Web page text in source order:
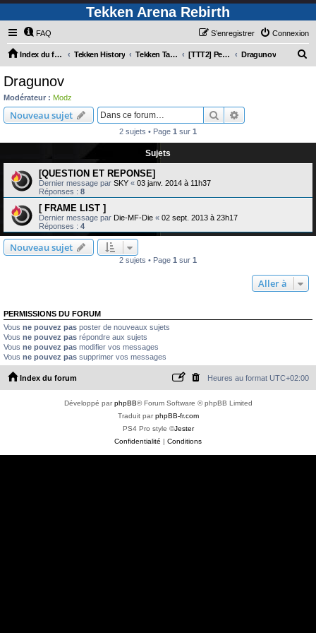
Tekken Arena Rebirth
FAQ Connexion
S’enregistrer
Index du forum Tekken History Tekken Tag Tournament 2 [TTT2] Personnages Dragunov
Dragunov
Modérateur : Modz
Nouveau sujet Rechercher
2 sujets • Page 1 sur 1
Sujets
[QUESTION ET REPONSE]
Dernier message par SKY « 03 janv. 2014 à 11h37
Réponses : 8
[ FRAME LIST ]
Dernier message par Die-MF-Die « 02 sept. 2013 à 23h17
Réponses : 4
Nouveau sujet
2 sujets • Page 1 sur 1
Aller à
PERMISSIONS DU FORUM
Vous ne pouvez pas poster de nouveaux sujets
Vous ne pouvez pas répondre aux sujets
Vous ne pouvez pas modifier vos messages
Vous ne pouvez pas supprimer vos messages
Index du forum Heures au format UTC+02:00
Développé parphpBB® Forum Software © phpBB Limited
Traduit parphpBB-fr.com
PS4 Pro style ©Jester
Confidentialité | Conditions